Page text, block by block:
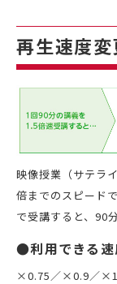
再生速度変
映像授業（サテラ
倍までのスピード
で受講すると、90
●利用できる速
×0.75／×0.9／